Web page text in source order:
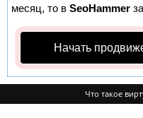
месяц, то в SeoHammer
Начать
Что такое